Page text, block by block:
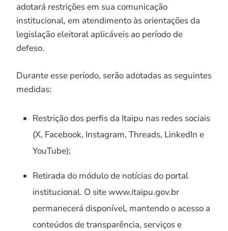
adotará restrições em sua comunicação
institucional, em atendimento às orientações da
legislação eleitoral aplicáveis ao período de
defeso.
Durante esse período, serão adotadas as seguintes
medidas:
Restrição dos perfis da Itaipu nas redes sociais
(X, Facebook, Instagram, Threads, LinkedIn e
YouTube);
Retirada do módulo de notícias do portal
institucional. O site www.itaipu.gov.br
permanecerá disponível, mantendo o acesso a
conteúdos de transparência, serviços e